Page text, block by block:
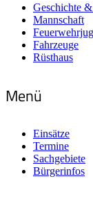
Geschichte
Mannschaft
Fahrzeuge
Rüsthaus
Menü
Einsätze
Termine
Sachgebiete
Bürgerinfos